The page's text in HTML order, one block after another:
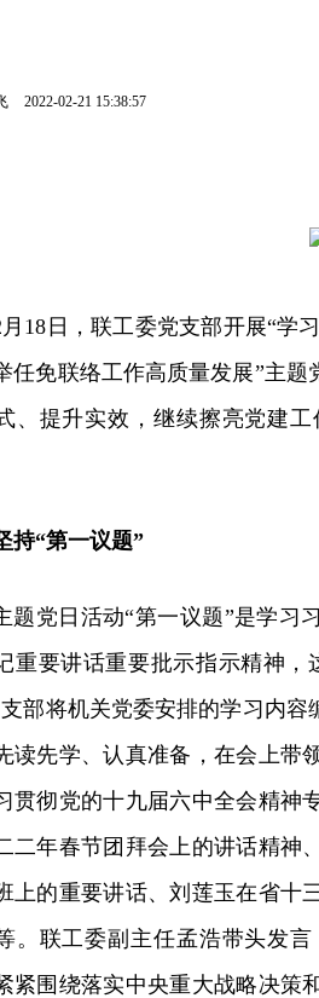
2022-02-21 15:38:57
月18日，联工委党支部开展“学
任免联络工作高质量发展”主
、提升实效，继续擦亮党建
持“第一议题”
题党日活动“第一议题”是学习
重要讲话重要批示指示精神，
支部将机关党委安排的学习内
读先学、认真准备，在会上带
贯彻党的十九届六中全会精神
二年春节团拜会上的讲话精神
上的重要讲话、刘莲玉在省十
。联工委副主任孟浩带头发
紧围绕落实中央重大战略决策